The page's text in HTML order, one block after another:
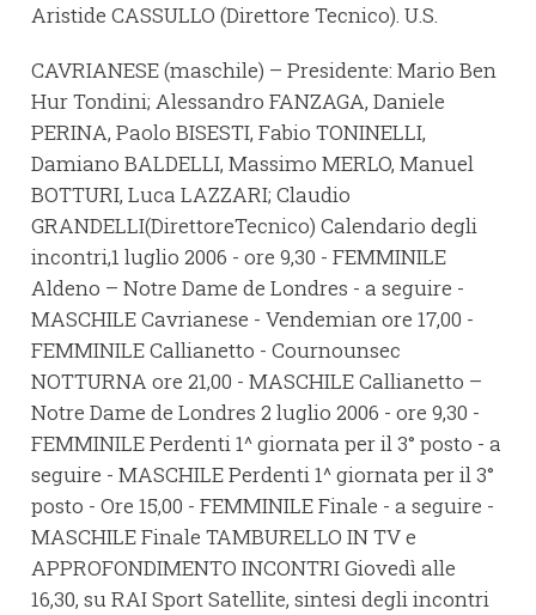
Aristide CASSULLO (Direttore Tecnico). U.S.
CAVRIANESE (maschile) – Presidente: Mario Ben
Hur Tondini; Alessandro FANZAGA, Daniele
PERINA, Paolo BISESTI, Fabio TONINELLI,
Damiano BALDELLI, Massimo MERLO, Manuel
BOTTURI, Luca LAZZARI; Claudio
GRANDELLI(DirettoreTecnico) Calendario degli
incontri,1 luglio 2006 - ore 9,30 - FEMMINILE
Aldeno – Notre Dame de Londres - a seguire -
MASCHILE Cavrianese - Vendemian ore 17,00 -
FEMMINILE Callianetto - Cournounsec
NOTTURNA ore 21,00 - MASCHILE Callianetto –
Notre Dame de Londres 2 luglio 2006 - ore 9,30 -
FEMMINILE Perdenti 1^ giornata per il 3° posto - a
seguire - MASCHILE Perdenti 1^ giornata per il 3°
posto - Ore 15,00 - FEMMINILE Finale - a seguire -
MASCHILE Finale TAMBURELLO IN TV e
APPROFONDIMENTO INCONTRI Giovedì alle
16,30, su RAI Sport Satellite, sintesi degli incontri